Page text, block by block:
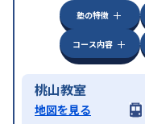
塾の特徴
コース内容
桃山教室
地図を見る